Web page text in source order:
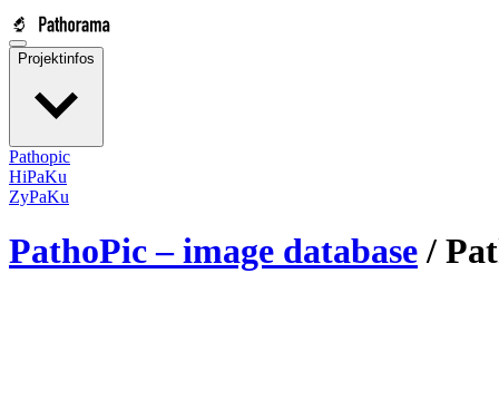
Projektinfos
Pathopic
HiPaKu
ZyPaKu
PathoPic – image database /